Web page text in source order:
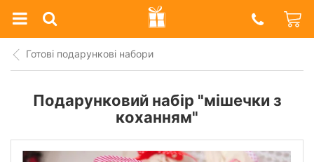
Prazdnik
Shop
Готові подарункові набори
Подарунковий набір "мішечки з
коханням"